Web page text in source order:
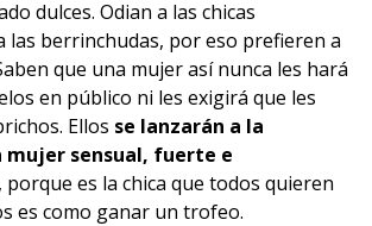
dulces. Odian a las chicas
las berrinchudas, por eso prefieren a
que una mujer así nunca les hará
en público ni les exigirá que les
Ellos se lanzarán a la
mujer sensual, fuerte e
, porque es la chica que todos quieren
es como ganar un trofeo.